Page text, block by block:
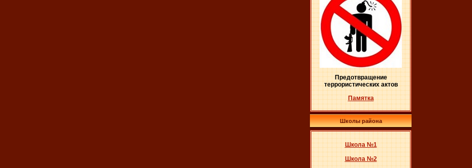
Предотвращение
террористических актов
Памятка
Школы района
Школа №1
Школа №2